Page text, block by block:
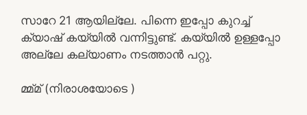
സാറേ 21 ആയില്ലേ. പിന്നെ ഇപ്പോ കുറച്ച്
ക്യാഷ് കയ്യിൽ വന്നിട്ടുണ്ട്. കയ്യിൽ ഉള്ളപ്പോ
അല്ലേ കല്യാണം നടത്താൻ പറ്റു.
മ്മ്മ് (നിരാശയോടെ )